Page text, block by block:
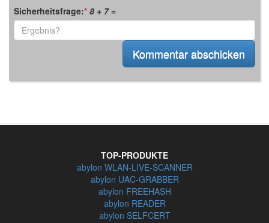
Sicherheitsfrage:* 8 + 7=
TOP-PRODUKTE
abylon WLAN-LIVE-SCANNER
abylon UAC-GRABBER
abylon FREEHASH
abylon READER
abylon SELFCERT